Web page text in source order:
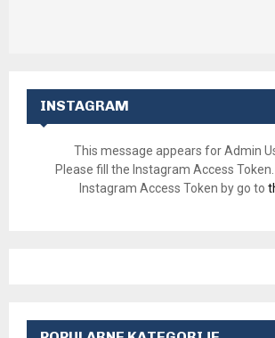
INSTAGRAM
This message appears for Admin
Please fill the Instagram Access
Instagram Access Token by go to